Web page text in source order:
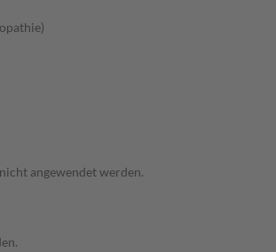
angewendet werden.